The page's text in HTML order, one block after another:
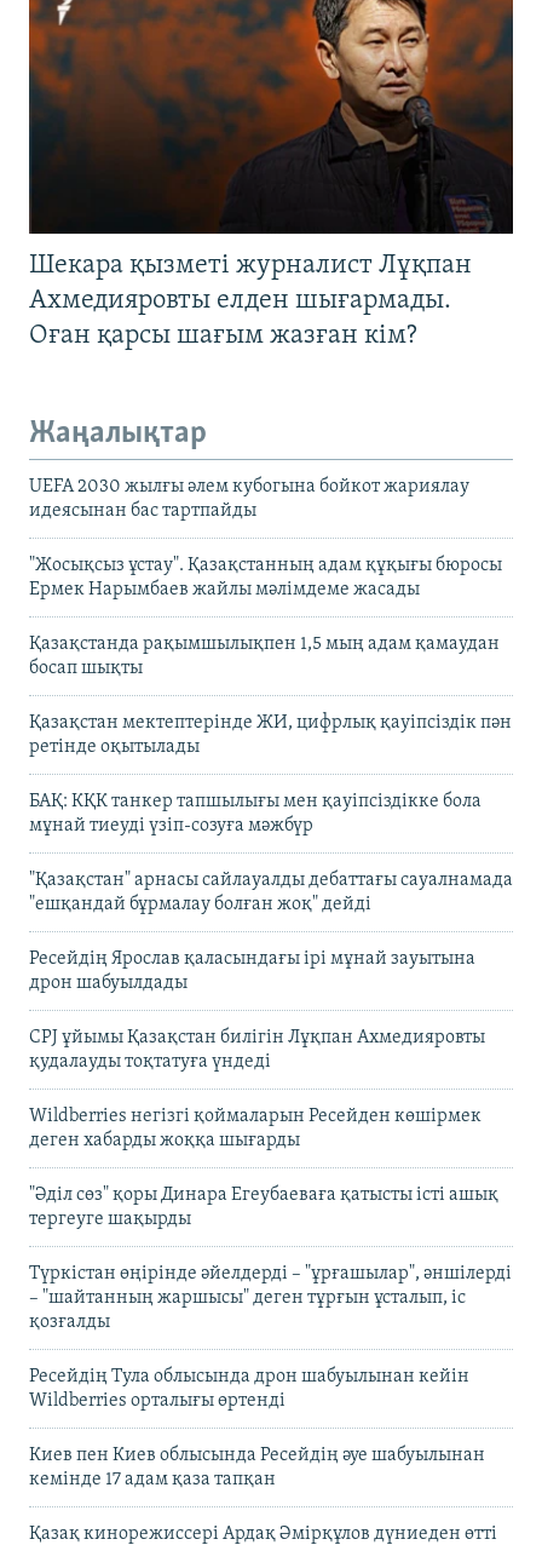
Шекара қызметі журналист Лұқпан
Ахмедияровты елден шығармады.
Оған қарсы шағым жазған кім?
Жаңалықтар
UEFA 2030 жылғы әлем кубогына бойкот жариялау
идеясынан бас тартпайды
"Жосықсыз ұстау". Қазақстанның адам құқығы бюросы
Ермек Нарымбаев жайлы мәлімдеме жасады
Қазақстанда рақымшылықпен 1,5 мың адам қамаудан
босап шықты
Қазақстан мектептерінде ЖИ, цифрлық қауіпсіздік пән
ретінде оқытылады
БАҚ: КҚК танкер тапшылығы мен қауіпсіздікке бола
мұнай тиеуді үзіп-созуға мәжбүр
"Қазақстан" арнасы сайлауалды дебаттағы сауалнамада
"ешқандай бұрмалау болған жоқ" дейді
Ресейдің Ярослав қаласындағы ірі мұнай зауытына
дрон шабуылдады
CPJ ұйымы Қазақстан билігін Лұқпан Ахмедияровты
қудалауды тоқтатуға үндеді
Wildberries негізгі қоймаларын Ресейден көшірмек
деген хабарды жоққа шығарды
"Әділ сөз" қоры Динара Егеубаеваға қатысты істі ашық
тергеуге шақырды
Түркістан өңірінде әйелдерді – "ұрғашылар", әншілерді
– "шайтанның жаршысы" деген тұрғын ұсталып, іс
қозғалды
Ресейдің Тула облысында дрон шабуылынан кейін
Wildberries орталығы өртенді
Киев пен Киев облысында Ресейдің әуе шабуылынан
кемінде 17 адам қаза тапқан
Қазақ кинорежиссері Ардақ Әмірқұлов дүниеден өтті